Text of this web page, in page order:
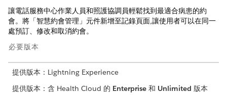
讓電話服務中心作業人員和照護協調員輕鬆找到最適合病患的約
會。將「智慧約會管理」元件新增至記錄頁面,讓使用者可以在同一
處預訂、修改和取消約會。
必要版本
提供版本：Lightning Experience
提供版本：含 Health Cloud 的 Enterprise 和 Unlimited 版本